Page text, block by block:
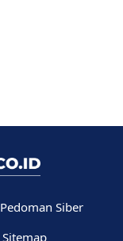
Pedoman Siber
Sitemap